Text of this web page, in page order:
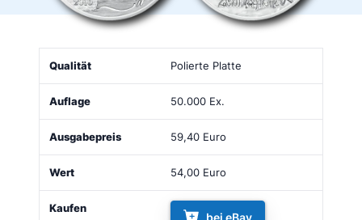
Qualität Ausgabepreis
Polierte Platte
50.000 Ex.
59,40 Euro
54,00 Euro
bei eBay